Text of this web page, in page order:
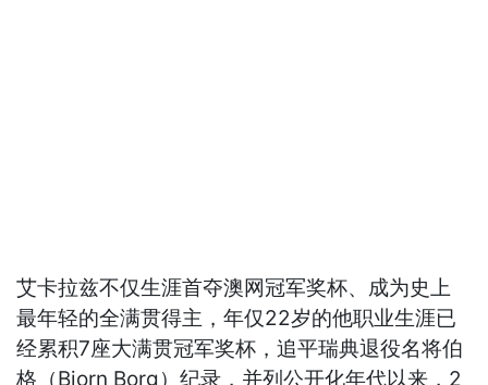
艾卡拉兹不仅生涯首夺澳网冠军奖杯、成为史上
最年轻的全满贯得主，年仅22岁的他职业生涯已
经累积7座大满贯冠军奖杯，追平瑞典退役名将伯
格（Bjorn Borg）纪录，并列公开化年代以来，2